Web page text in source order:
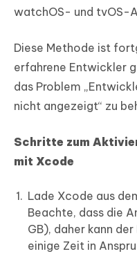
watchOS- und tvOS-
Diese Methode ist
erfahrene Entwickler
das Problem
nicht angezeigt“ zu
Schritte zum
mit Xcode
Lade Xcode aus
Beachte, dass die
GB), daher kann
einige Zeit in